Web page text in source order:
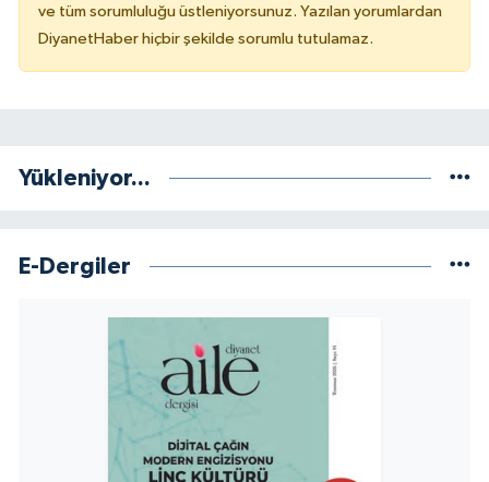
ve tüm sorumluluğu üstleniyorsunuz. Yazılan yorumlardan
DiyanetHaber hiçbir şekilde sorumlu tutulamaz.
Yükleniyor...
E-Dergiler
Sivas Müftülüğü
Tokat Müftülüğü
Tunceli Müftülüğü
Uşak Müftülüğü